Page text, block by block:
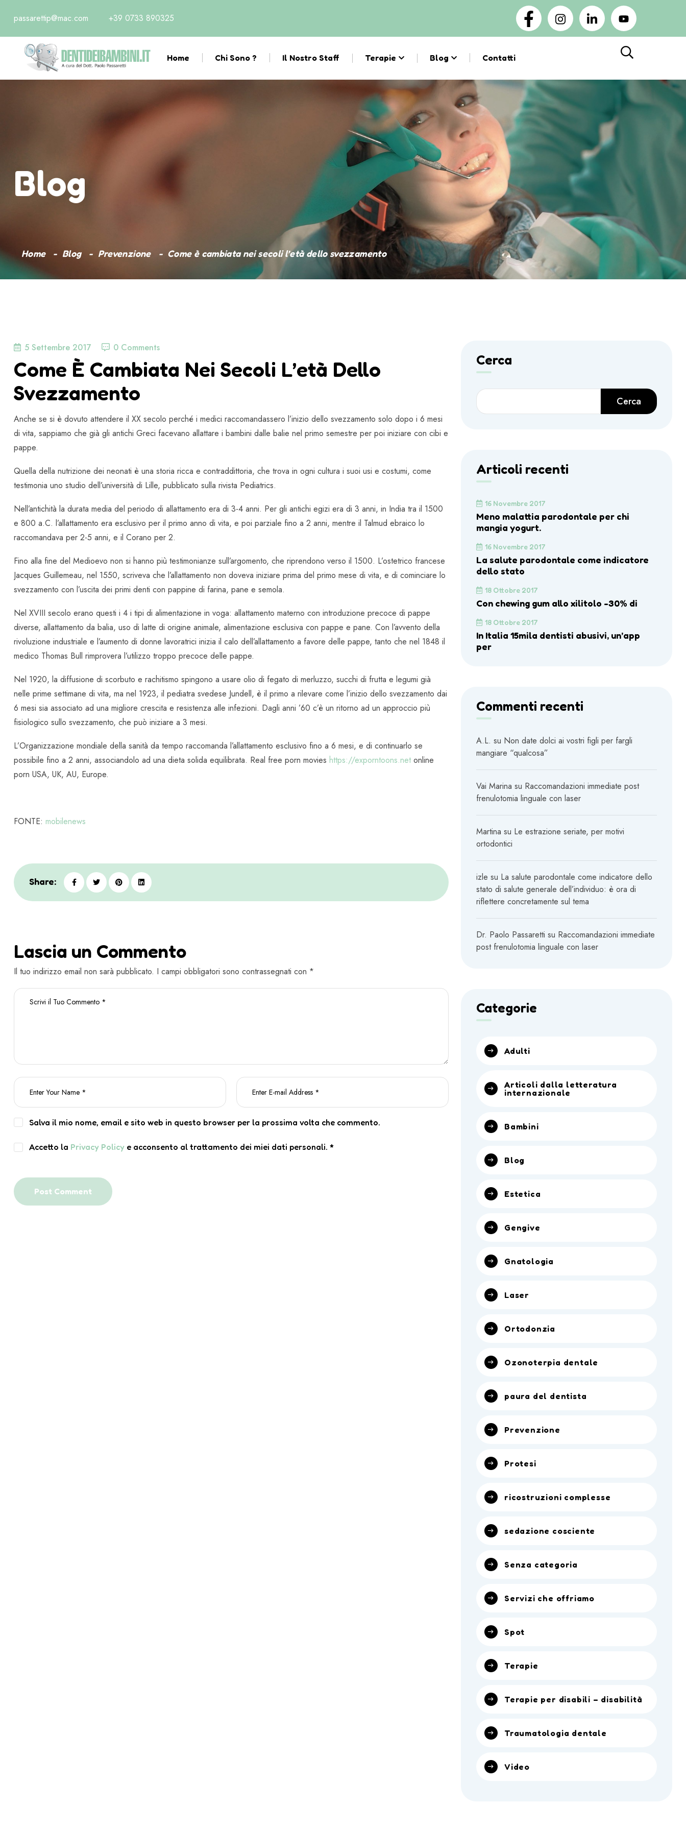
passarettip@mac.com +39 0733 890325
Home Chi Sono ? Il Nostro Staff Terapie Blog Contatti
Blog
Home Blog Prevenzione Come è cambiata nei secoli l’età dello svezzamento
5 Settembre 2017 0 Comments
Come È Cambiata Nei Secoli L’età Dello
Svezzamento
Anche se si è dovuto attendere il XX secolo perché i medici raccomandassero l’inizio dello svezzamento solo dopo i 6 mesi
di vita, sappiamo che già gli antichi Greci facevano allattare i bambini dalle balie nel primo semestre per poi iniziare con cibi e
pappe.
Quella della nutrizione dei neonati è una storia ricca e contraddittoria, che trova in ogni cultura i suoi usi e costumi, come
testimonia uno studio dell’università di Lille, pubblicato sulla rivista Pediatrics.
Nell’antichità la durata media del periodo di allattamento era di 3-4 anni. Per gli antichi egizi era di 3 anni, in India tra il 1500
e 800 a.C. l’allattamento era esclusivo per il primo anno di vita, e poi parziale fino a 2 anni, mentre il Talmud ebraico lo
raccomandava per 2-5 anni, e il Corano per 2.
Fino alla fine del Medioevo non si hanno più testimonianze sull’argomento, che riprendono verso il 1500. L’ostetrico francese
Jacques Guillemeau, nel 1550, scriveva che l’allattamento non doveva iniziare prima del primo mese di vita, e di cominciare lo
svezzamento con l’uscita dei primi denti con pappine di farina, pane e semola.
Nel XVIII secolo erano questi i 4 i tipi di alimentazione in voga: allattamento materno con introduzione precoce di pappe
diverse, allattamento da balia, uso di latte di origine animale, alimentazione esclusiva con pappe e pane. Con l’avvento della
rivoluzione industriale e l’aumento di donne lavoratrici inizia il calo dell’allattamento a favore delle pappe, tanto che nel 1848 il
medico Thomas Bull rimprovera l’utilizzo troppo precoce delle pappe.
Nel 1920, la diffusione di scorbuto e rachitismo spingono a usare olio di fegato di merluzzo, succhi di frutta e legumi già
nelle prime settimane di vita, ma nel 1923, il pediatra svedese Jundell, è il primo a rilevare come l’inizio dello svezzamento dai
6 mesi sia associato ad una migliore crescita e resistenza alle infezioni. Dagli anni ’60 c’è un ritorno ad un approccio più
fisiologico sullo svezzamento, che può iniziare a 3 mesi.
L’Organizzazione mondiale della sanità da tempo raccomanda l’allattamento esclusivo fino a 6 mesi, e di continuarlo se
possibile fino a 2 anni, associandolo ad una dieta solida equilibrata. Real free porn movies https://exporntoons.netonline
porn USA, UK, AU, Europe.
FONTE: mobilenews
Share:
Lascia un Commento
Il tuo indirizzo email non sarà pubblicato. I campi obbligatori sono contrassegnati con *
Salva il mio nome, email e sito web in questo browser per la prossima volta che commento.
Accetto la Privacy Policy e acconsento al trattamento dei miei dati personali. *
Post Comment
Cerca
Cerca
Articoli recenti
16 Novembre 2017
Meno malattia parodontale per chi
mangia yogurt.
16 Novembre 2017
La salute parodontale come indicatore
dello stato
18 Ottobre 2017
Con chewing gum allo xilitolo -30% di
18 Ottobre 2017
In Italia 15mila dentisti abusivi, un’app
per
Commenti recenti
A.L. su Non date dolci ai vostri figli per fargli
mangiare “qualcosa”
Vai Marina su Raccomandazioni immediate post
frenulotomia linguale con laser
Martina su Le estrazione seriate, per motivi
ortodontici
izle su La salute parodontale come indicatore dello
stato di salute generale dell’individuo: è ora di
riflettere concretamente sul tema
Dr. Paolo Passaretti su Raccomandazioni immediate
post frenulotomia linguale con laser
Categorie
Adulti
Articoli dalla letteratura
internazionale
Bambini
Blog
Estetica
Gengive
Gnatologia
Laser
Ortodonzia
Ozonoterpia dentale
paura del dentista
Prevenzione
Protesi
ricostruzioni complesse
sedazione cosciente
Senza categoria
Servizi che offriamo
Spot
Terapie
Terapie per disabili – disabilità
Traumatologia dentale
Video